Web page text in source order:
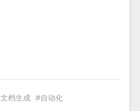
文档生成 自动化